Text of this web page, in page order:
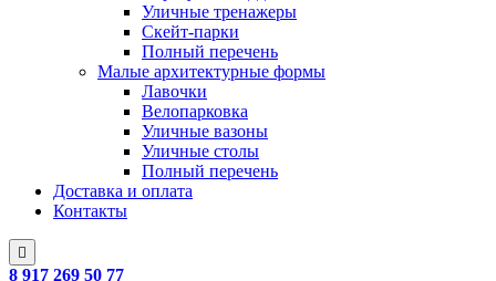
Уличные тренажеры
Скейт-парки
Полный перечень
Малые архитектурные формы
Лавочки
Велопарковка
Уличные вазоны
Уличные столы
Полный перечень
Доставка и оплата
Контакты
8 917 269 50 77